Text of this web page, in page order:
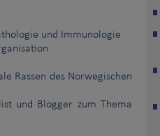
und Immunologie
Rassen des Norwegischen
und Blogger zum Thema